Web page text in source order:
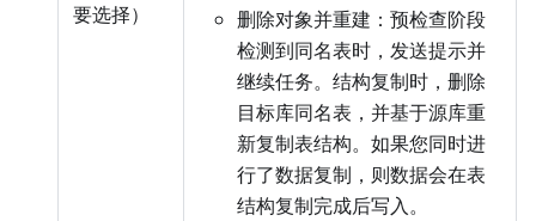
要选择）
删除对象并重建：预检查阶段
检测到同名表时，发送提示并
继续任务。结构复制时，删除
目标库同名表，并基于源库重
新复制表结构。如果您同时进
行了数据复制，则数据会在表
结构复制完成后写入。